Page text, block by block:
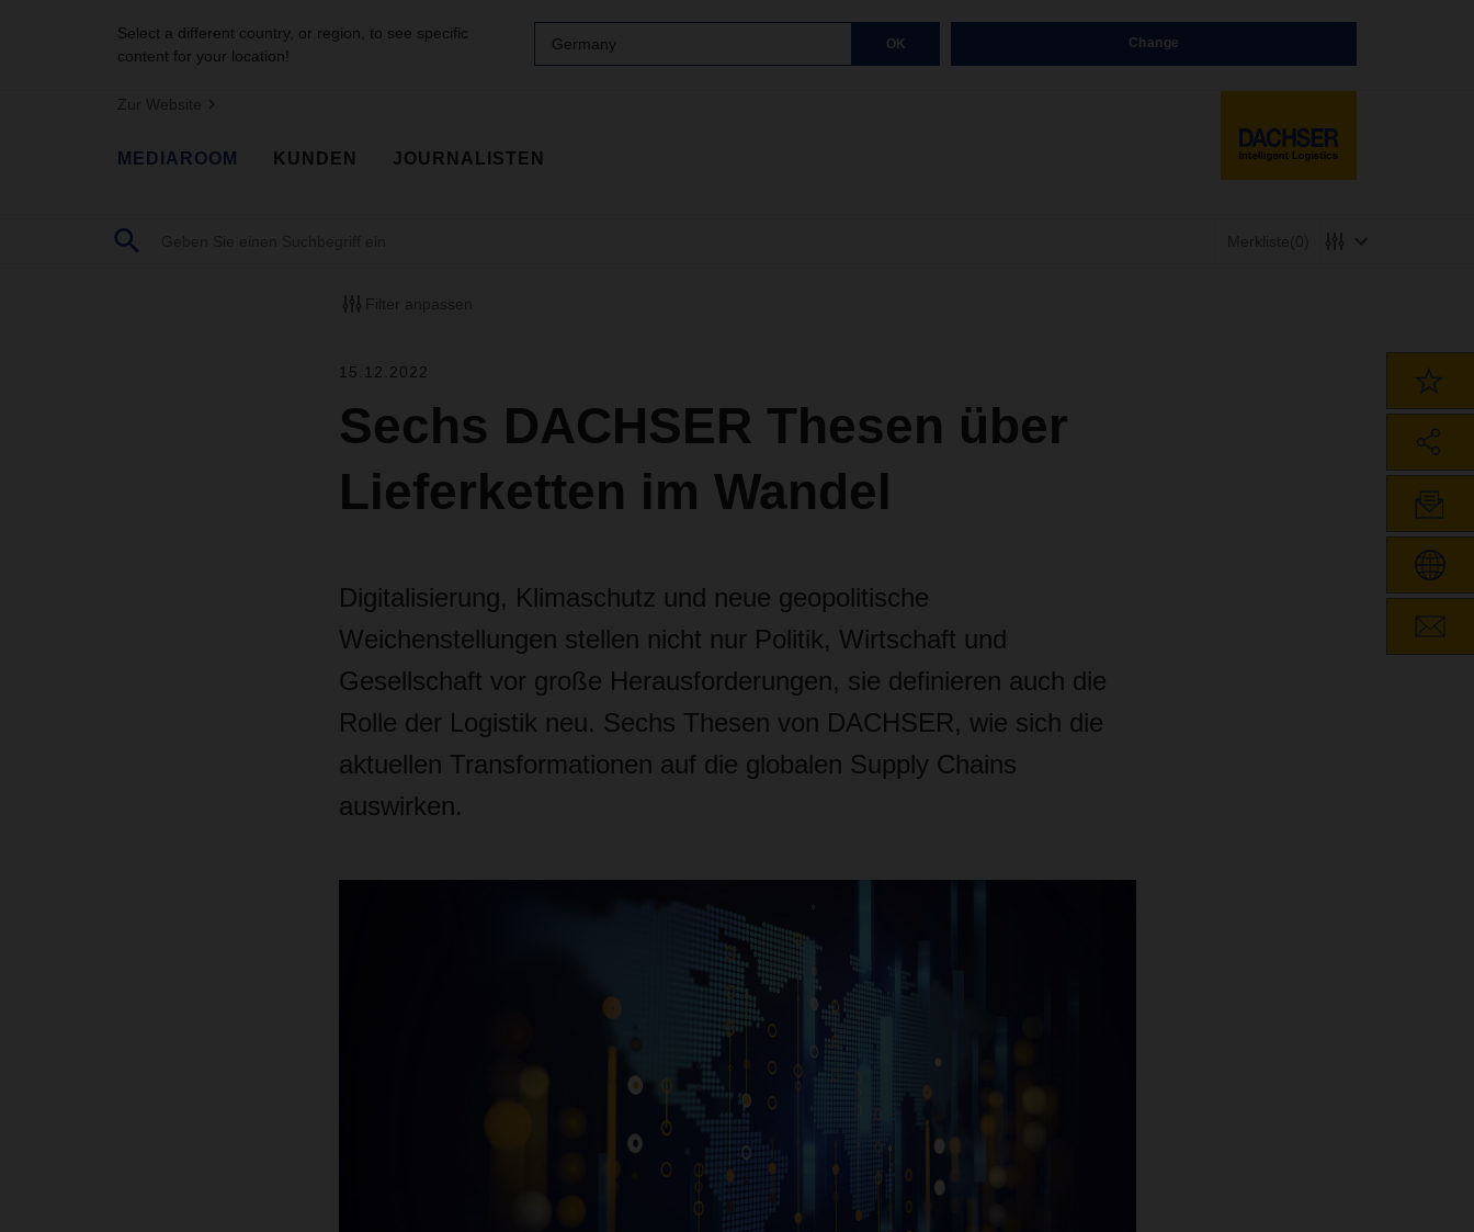
Select a different country, or region, to see specific
content for your location!
Germany OK Change
Zur Website
MEDIAROOM KUNDEN JOURNALISTEN
Merkliste(0)
Filter anpassen
15.12.2022
Sechs DACHSER Thesen über
Lieferketten im Wandel
Digitalisierung, Klimaschutz und neue geopolitische
Weichenstellungen stellen nicht nur Politik, Wirtschaft und
Gesellschaft vor große Herausforderungen, sie definieren auch die
Rolle der Logistik neu. Sechs Thesen von DACHSER, wie sich die
aktuellen Transformationen auf die globalen Supply Chains
auswirken.